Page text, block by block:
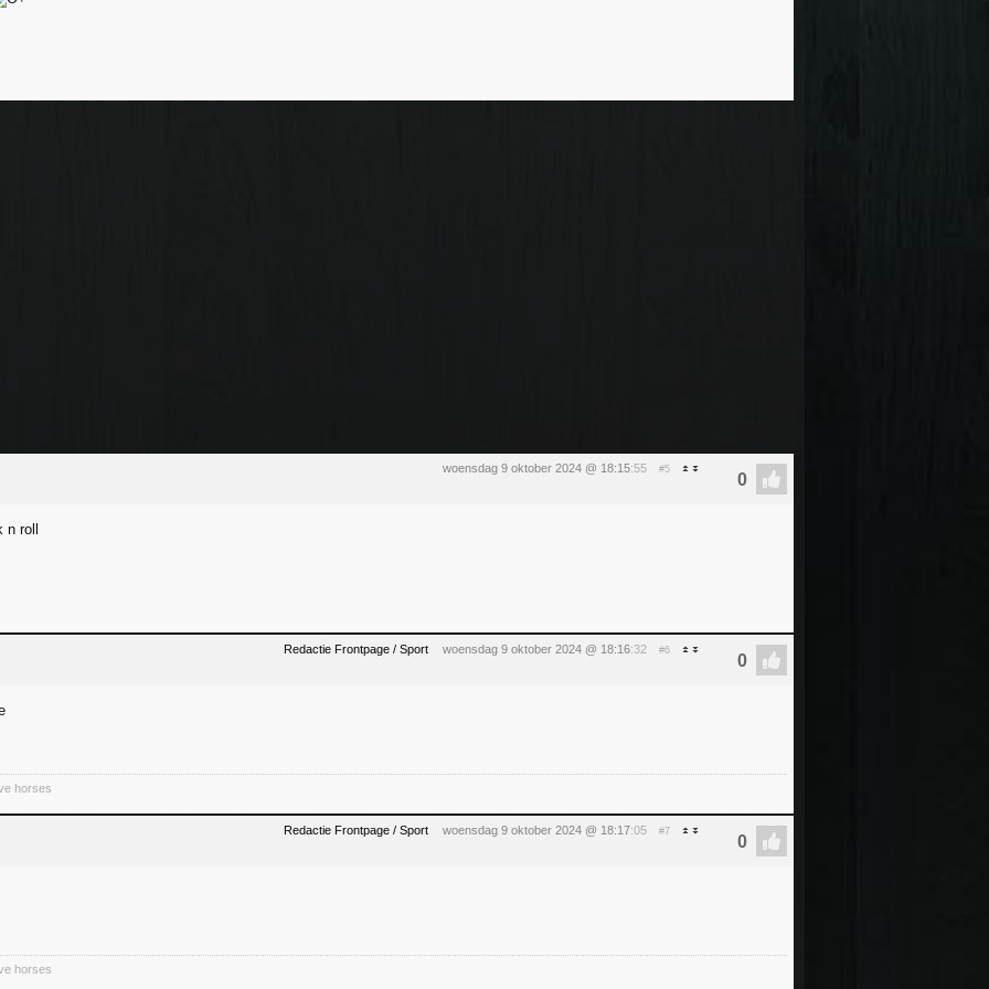
woensdag 9 oktober 2024 @ 18:15:55 #5
roll
Redactie Frontpage / Sport woensdag 9 oktober 2024 @ 18:16:32 #6
horses
Redactie Frontpage / Sport woensdag 9 oktober 2024 @ 18:17:05 #7
horses